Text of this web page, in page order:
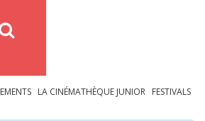
LA CINÉMATHÈQUE JUNIOR FESTIVALS